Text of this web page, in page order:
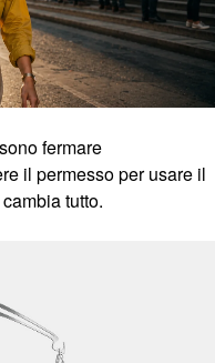
fermare
il permesso per usare il
tutto.